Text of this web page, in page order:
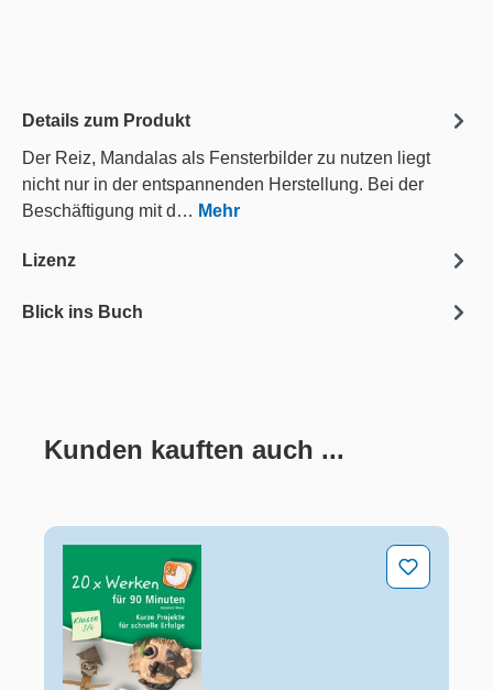
Details zum Produkt
Der Reiz, Mandalas als Fensterbilder zu nutzen liegt
nicht nur in der entspannenden Herstellung. Bei der
Beschäftigung mit d… Mehr
Lizenz
Blick ins Buch
Produktgalerie überspringen
Kunden kauften auch ...
20 x Werken für 90 Minuten – Klasse 3/4